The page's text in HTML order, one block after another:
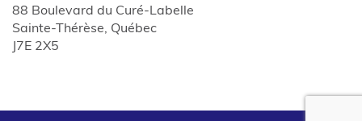
88 Boulevard du Curé-Labelle
Sainte-Thérèse, Québec
J7E 2X5